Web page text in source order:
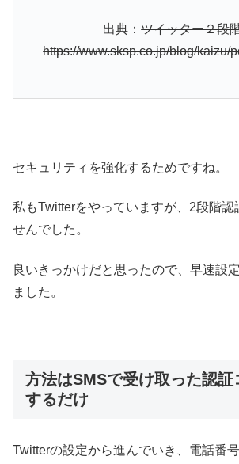
出典：ツイッター２段
https://www.sksp.co.jp/blog/kaizu/
セキュリティを強化するためですね。
私もTwitterをやっていますが、2段階認
せんでした。
良いきっかけだと思ったので、早速設
ました。
方法はSMSで受け取った認証
するだけ
Twitterの設定から進んでいき、電話番